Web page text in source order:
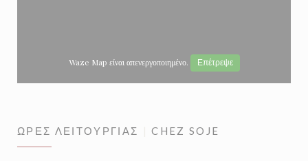
Waze Map είναι απενεργοποιημένο. Επέτρεψε
ΏΡΕΣ ΛΕΙΤΟΥΡΓΊΑΣ CHEZ SOJE